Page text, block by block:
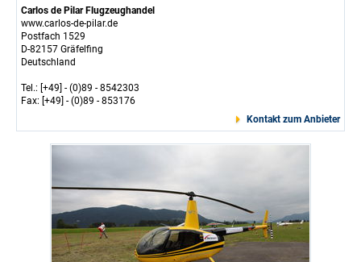
Carlos de Pilar Flugzeughandel
www.carlos-de-pilar.de
Postfach 1529
D-82157 Gräfelfing
Deutschland
Tel.: [+49] - (0)89 - 8542303
Fax: [+49] - (0)89 - 853176
Kontakt zum Anbieter